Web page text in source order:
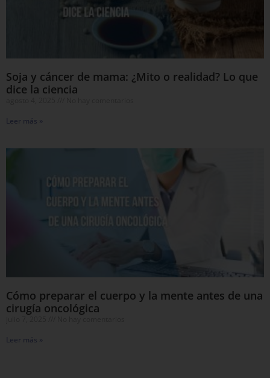
Soja y cáncer de mama: ¿Mito o realidad? Lo que
dice la ciencia
Leer más »
Cómo preparar el cuerpo y la mente antes de una
cirugía oncológica
Leer más »